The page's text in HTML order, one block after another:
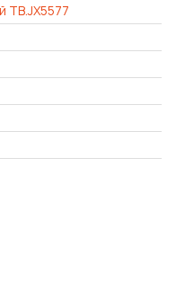
ТВ.JX5577